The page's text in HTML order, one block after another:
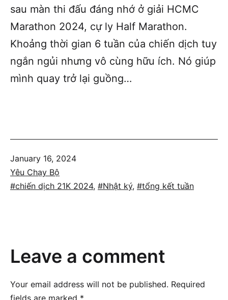
sau màn thi đấu đáng nhớ ở giải HCMC
Marathon 2024, cự ly Half Marathon.
Khoảng thời gian 6 tuần của chiến dịch tuy
ngắn ngủi nhưng vô cùng hữu ích. Nó giúp
mình quay trở lại guồng…
Published
January 16, 2024
Categorized
as
Yêu Chạy Bộ
Tagged
chiến dịch 21K 2024, Nhật ký, tổng kết tuần
Leave a comment
Your email address will not be published. Required
fields are marked *